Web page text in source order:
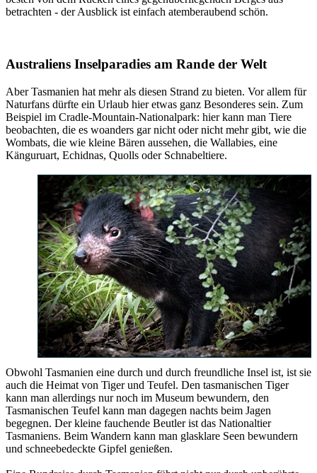
betrachten - der Ausblick ist einfach atemberaubend schön.
Australiens Inselparadies am Rande der Welt
Aber Tasmanien hat mehr als diesen Strand zu bieten. Vor allem für
Naturfans dürfte ein Urlaub hier etwas ganz Besonderes sein. Zum
Beispiel im Cradle-Mountain-Nationalpark: hier kann man Tiere
beobachten, die es woanders gar nicht oder nicht mehr gibt, wie die
Wombats, die wie kleine Bären aussehen, die Wallabies, eine
Känguruart, Echidnas, Quolls oder Schnabeltiere.
Obwohl Tasmanien eine durch und durch freundliche Insel ist, ist sie
auch die Heimat von Tiger und Teufel. Den tasmanischen Tiger
kann man allerdings nur noch im Museum bewundern, den
Tasmanischen Teufel kann man dagegen nachts beim Jagen
begegnen. Der kleine fauchende Beutler ist das Nationaltier
Tasmaniens. Beim Wandern kann man glasklare Seen bewundern
und schneebedeckte Gipfel genießen.